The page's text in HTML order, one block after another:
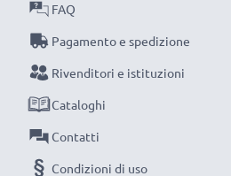
FAQ
Pagamento e spedizione
Rivenditori e istituzioni
Cataloghi
Contatti
Condizioni di uso